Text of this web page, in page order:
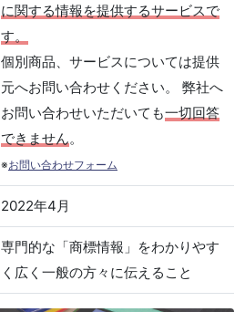
に関する情報を提供するサービスで
す。
個別商品、サービスについては提供
元へお問い合わせください。 弊社へ
お問い合わせいただいても一切回答
できません。
※お問い合わせフォーム
2022年4月
専門的な「商標情報」をわかりやす
く広く一般の方々に伝えること